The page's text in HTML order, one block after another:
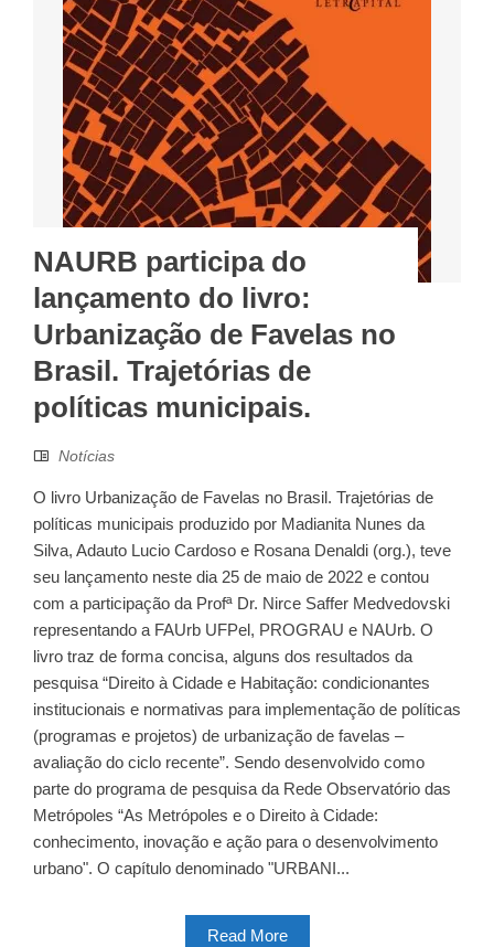
NAURB participa do
lançamento do livro:
Urbanização de Favelas no
Brasil. Trajetórias de
políticas municipais.
Notícias
O livro Urbanização de Favelas no Brasil. Trajetórias de
políticas municipais produzido por Madianita Nunes da
Silva, Adauto Lucio Cardoso e Rosana Denaldi (org.), teve
seu lançamento neste dia 25 de maio de 2022 e contou
com a participação da Profª Dr. Nirce Saffer Medvedovski
representando a FAUrb UFPel, PROGRAU e NAUrb. O
livro traz de forma concisa, alguns dos resultados da
pesquisa “Direito à Cidade e Habitação: condicionantes
institucionais e normativas para implementação de políticas
(programas e projetos) de urbanização de favelas –
avaliação do ciclo recente”. Sendo desenvolvido como
parte do programa de pesquisa da Rede Observatório das
Metrópoles “As Metrópoles e o Direito à Cidade:
conhecimento, inovação e ação para o desenvolvimento
urbano". O capítulo denominado "URBANI...
Read More